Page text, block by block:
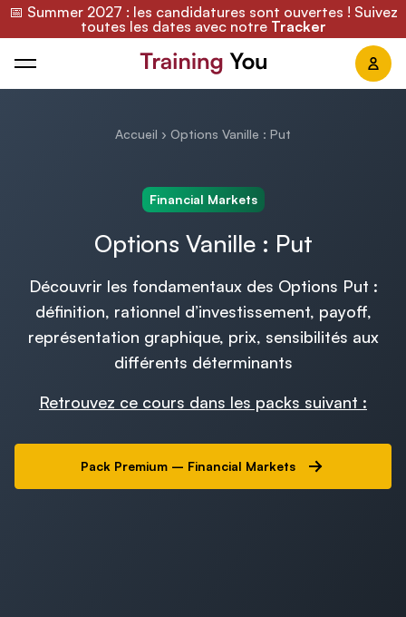
📅 Summer 2027 : les candidatures sont ouvertes ! Suivez
toutes les dates avec notre Tracker
Training You
Accueil › Options Vanille : Put
Financial Markets
Options Vanille : Put
Découvrir les fondamentaux des Options Put :
définition, rationnel d’investissement, payoff,
représentation graphique, prix, sensibilités aux
différents déterminants
Retrouvez ce cours dans les packs suivant :
Pack Premium – Financial Markets